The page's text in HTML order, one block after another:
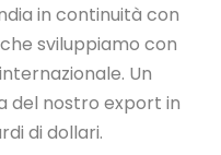
in continuità con
sviluppiamo con
Un
del nostro export in
di dollari.